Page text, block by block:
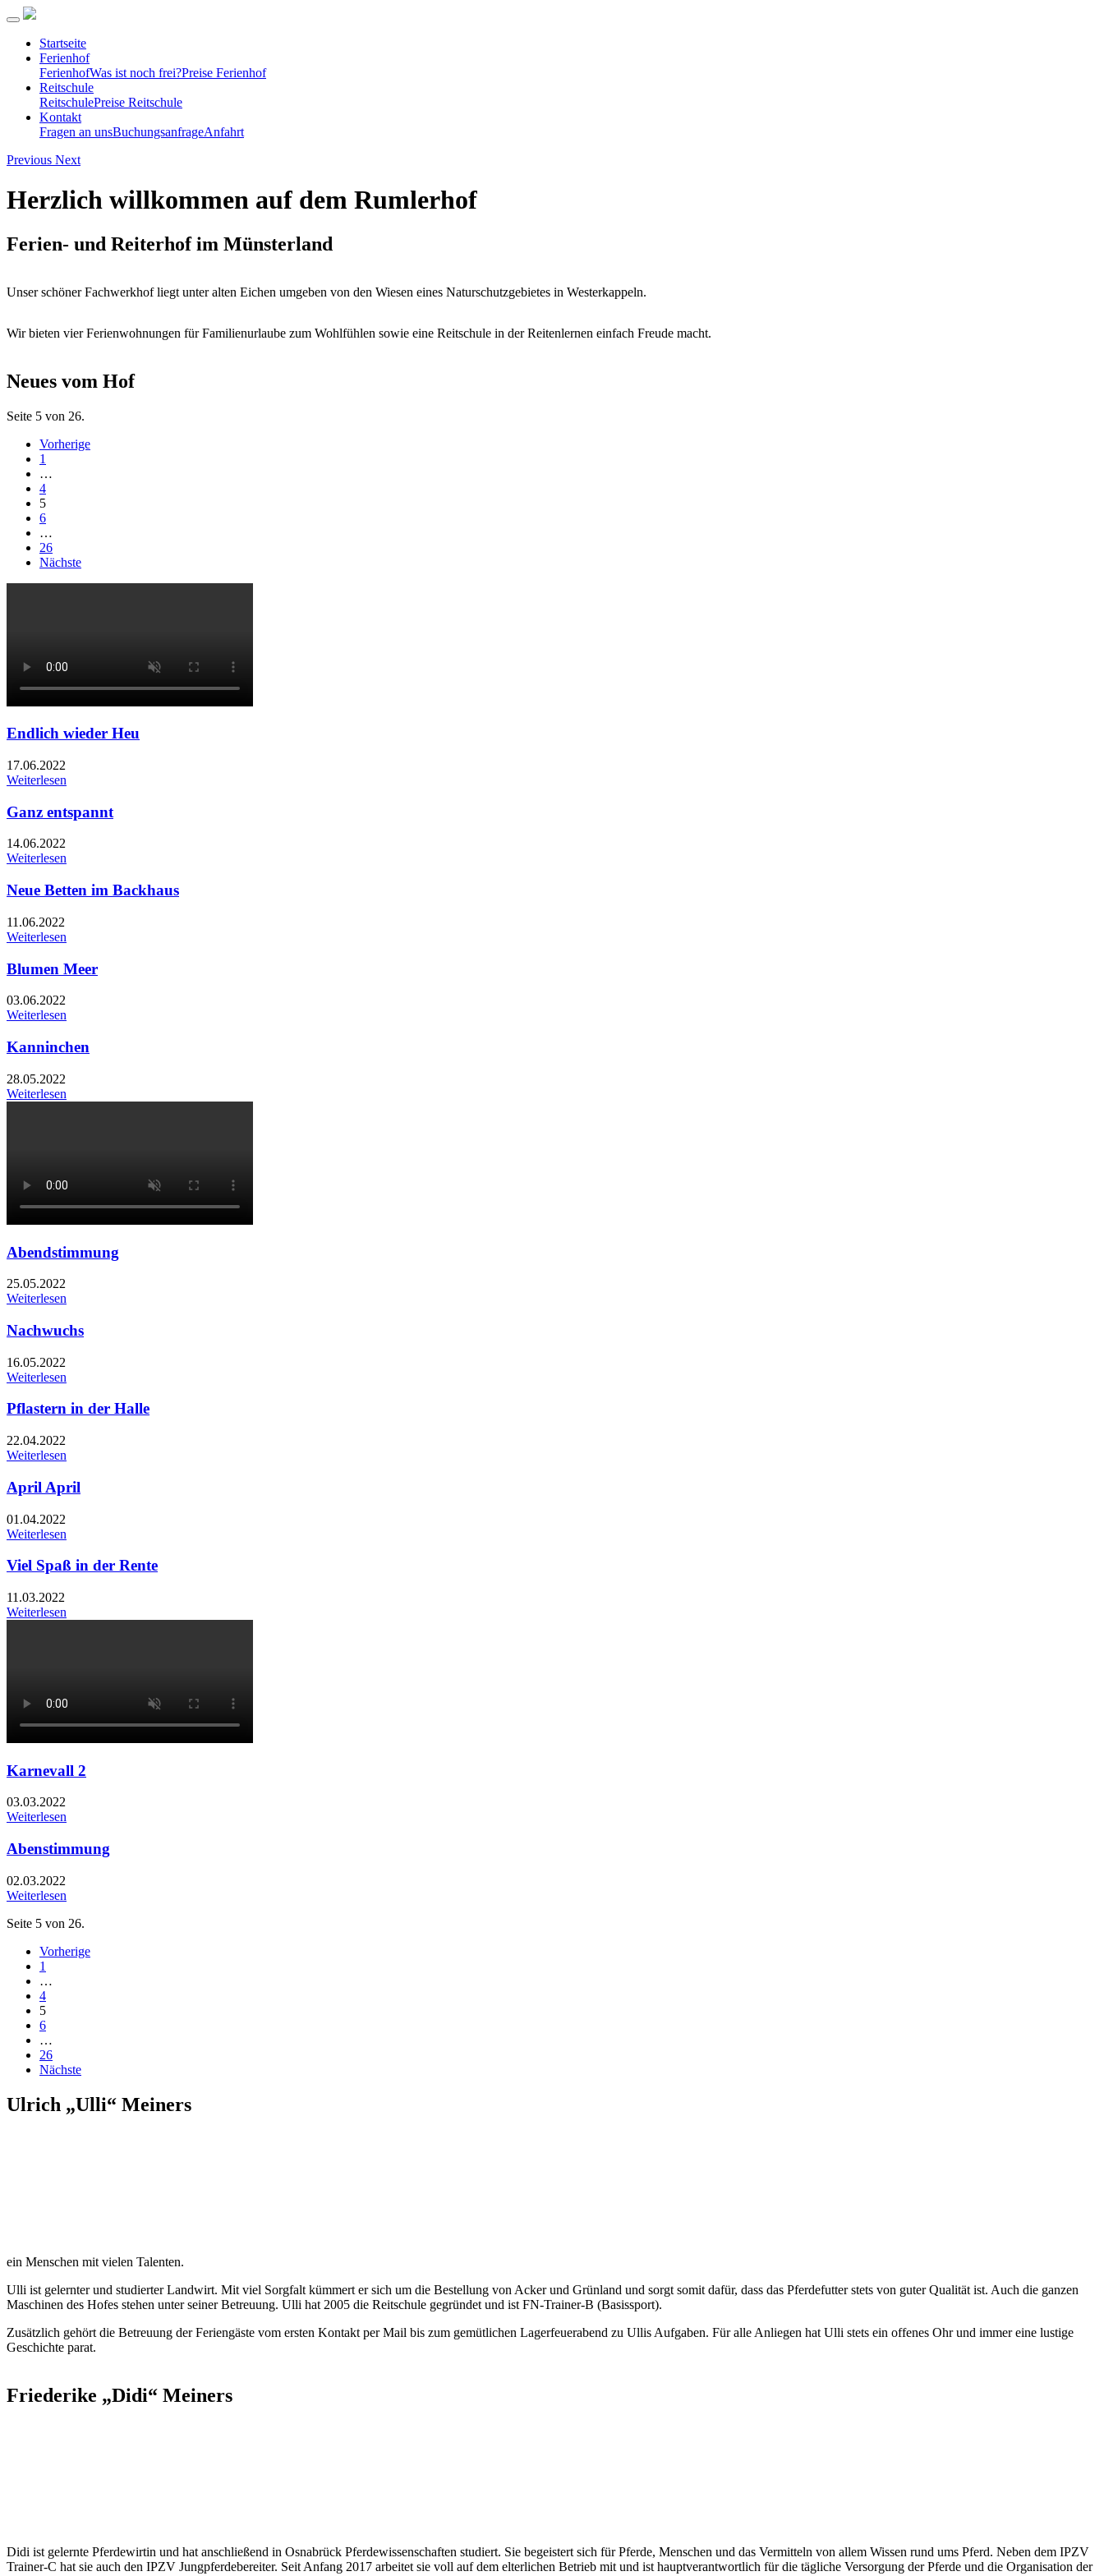
Startseite
Ferienhof
FerienhofWas ist noch frei?Preise Ferienhof
Reitschule
ReitschulePreise Reitschule
Kontakt
Fragen an unsBuchungsanfrageAnfahrt
Previous Next
Herzlich willkommen auf dem Rumlerhof
Ferien- und Reiterhof im Münsterland
Unser schöner Fachwerkhof liegt unter alten Eichen umgeben von den Wiesen eines Naturschutzgebietes in Westerkappeln.
Wir bieten vier Ferienwohnungen für Familienurlaube zum Wohlfühlen sowie eine Reitschule in der Reitenlernen einfach Freude macht.
Neues vom Hof
Seite 5 von 26.
Vorherige
1
…
4
5
6
…
26
Nächste
Endlich wieder Heu
17.06.2022
Weiterlesen
Ganz entspannt
14.06.2022
Weiterlesen
Neue Betten im Backhaus
11.06.2022
Weiterlesen
Blumen Meer
03.06.2022
Weiterlesen
Kanninchen
28.05.2022
Weiterlesen
Abendstimmung
25.05.2022
Weiterlesen
Nachwuchs
16.05.2022
Weiterlesen
Pflastern in der Halle
22.04.2022
Weiterlesen
April April
01.04.2022
Weiterlesen
Viel Spaß in der Rente
11.03.2022
Weiterlesen
Karnevall 2
03.03.2022
Weiterlesen
Abenstimmung
02.03.2022
Weiterlesen
Seite 5 von 26.
Vorherige
1
…
4
5
6
…
26
Nächste
Ulrich „Ulli“ Meiners
ein Menschen mit vielen Talenten.
Ulli ist gelernter und studierter Landwirt. Mit viel Sorgfalt kümmert er sich um die Bestellung von Acker und Grünland und sorgt somit dafür, dass das Pferdefutter stets von guter Qualität ist. Auch die ganzen
Maschinen des Hofes stehen unter seiner Betreuung. Ulli hat 2005 die Reitschule gegründet und ist FN-Trainer-B (Basissport).
Zusätzlich gehört die Betreuung der Feriengäste vom ersten Kontakt per Mail bis zum gemütlichen Lagerfeuerabend zu Ullis Aufgaben. Für alle Anliegen hat Ulli stets ein offenes Ohr und immer eine lustige
Geschichte parat.
Friederike „Didi“ Meiners
Didi ist gelernte Pferdewirtin und hat anschließend in Osnabrück Pferdewissenschaften studiert. Sie begeistert sich für Pferde, Menschen und das Vermitteln von allem Wissen rund ums Pferd. Neben dem IPZV
Trainer-C hat sie auch den IPZV Jungpferdebereiter. Seit Anfang 2017 arbeitet sie voll auf dem elterlichen Betrieb mit und ist hauptverantwortlich für die tägliche Versorgung der Pferde und die Organisation der